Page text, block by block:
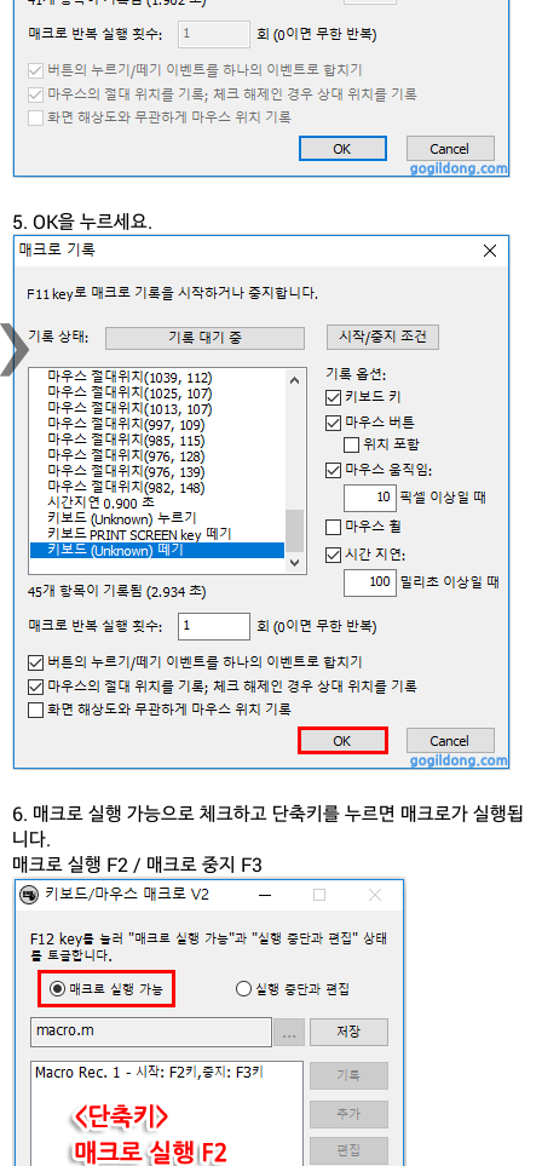
5. OK을 누르세요.
6. 매크로 실행 가능으로 체크하고 단축키를 누르면 매크로가 실행됩
니다.
매크로 실행 F2 / 매크로 중지 F3